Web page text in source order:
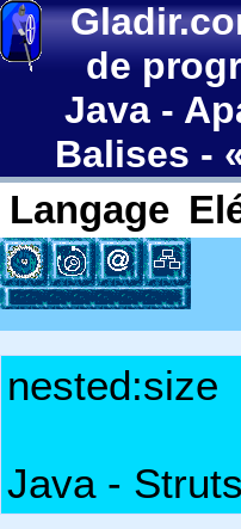
de
Java -
Balises -
Langage
nested:size
Java - Struts